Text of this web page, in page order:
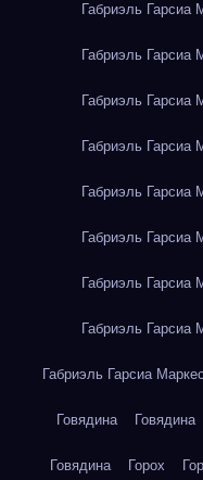
Габриэль Гарсиа
Габриэль Гарсиа
Габриэль Гарсиа
Габриэль Гарсиа
Габриэль Гарсиа
Габриэль Гарсиа
Габриэль Гарсиа
Габриэль Гарсиа
Габриэль Гарсиа
Говядина Говядина
Говядина Горох